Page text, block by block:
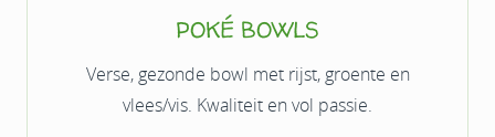
POKÉ BOWLS
Verse, gezonde bowl met rijst, groente en
vlees/vis. Kwaliteit en vol passie.